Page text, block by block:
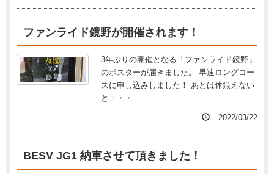
ファンライド鏡野が開催されます！
3年ぶりの開催となる「ファンライド鏡野」
のポスターが届きました。 早速ロングコー
スに申し込みしました！ あとは体鍛えない
と・・・
2022/03/22
BESV JG1 納車させて頂きました！